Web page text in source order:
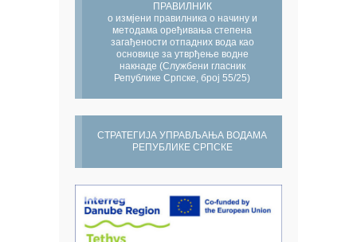
ПРАВИЛНИК
о измјени правилника о начину и
методама оређивања степена
загађености отпадних вода као
основице за утврђење водне
накнаде (Службени гласник
Републике Српске, број 55/25)
СТРАТЕГИЈА УПРАВЉАЊА ВОДАМА
РЕПУБЛИКЕ СРПСКЕ